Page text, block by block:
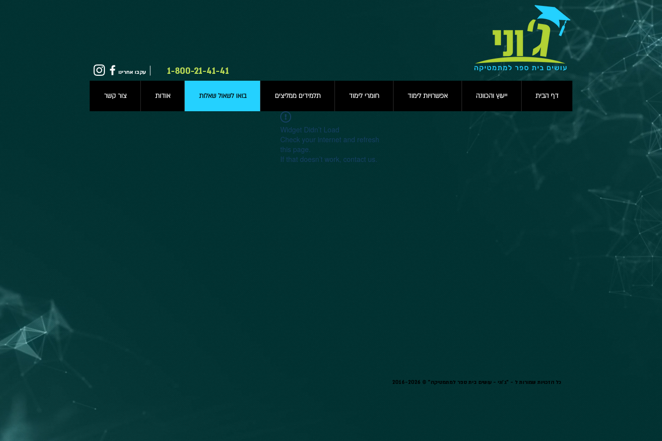
עקבו אחרינו 1-800-21-41-41
צור קשר אודות בואו לשאול שאלות תלמידים ממליצים חומרי לימוד אפשרויות לימוד ייעוץ והכוונה דף הבית
Widget Didn’t Load
Check your internet and refresh
this page.
If that doesn’t work, contact us.
כל הזכויות שמורות ל - "ג'וני - עושים בית ספר למתמטיקה" © 2016-2026